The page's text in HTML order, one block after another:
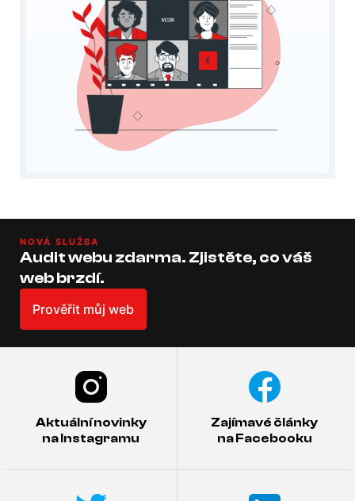
NOVÁ SLUŽBA
Audit webu zdarma. Zjistěte, co váš
web brzdí.
Prověřit můj web
Aktuální novinky
na Instagramu
Zajímavé články
na Facebooku